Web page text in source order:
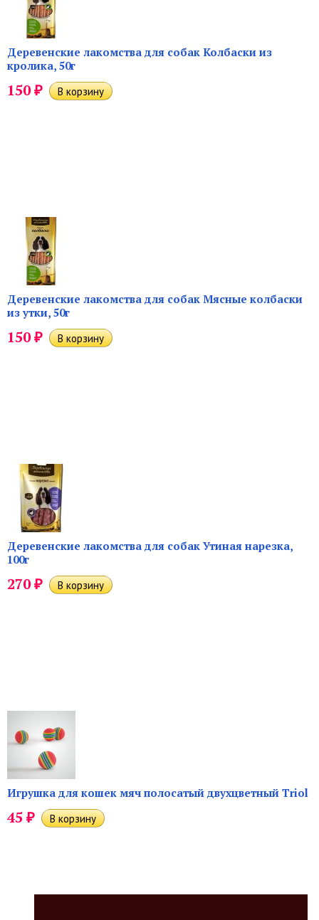
Деревенские лакомства для собак Колбаски из
кролика, 50г
150₽
Деревенские лакомства для собак Мясные колбаски
из утки, 50г
150₽
Деревенские лакомства для собак Утиная нарезка,
100г
270₽
Игрушка для кошек мяч полосатый двухцветный Triol
45 ₽